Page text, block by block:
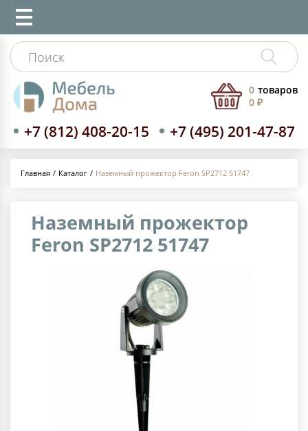
+7 (812) 408-20-15 +7 (495) 201-47-87
0 товаров
0 ₽
Главная Каталог Наземный прожектор Feron SP2712 51747
Наземный прожектор
Feron SP2712 51747